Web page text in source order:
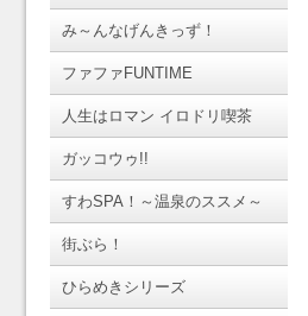
み～んなげんきっず！
ファファFUNTIME
人生はロマン イロドリ喫茶
ガッコウゥ!!
すわSPA！～温泉のススメ～
街ぶら！
ひらめきシリーズ